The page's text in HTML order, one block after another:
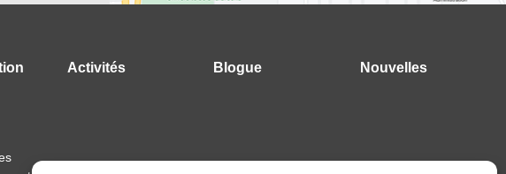
Activités Blogue Nouvelles